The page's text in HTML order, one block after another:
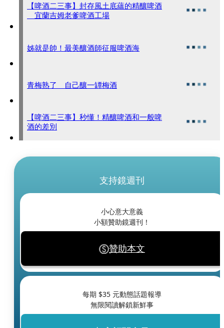
【啤酒二三事】封存風土底蘊的精釀啤酒
宜蘭吉姆老爹啤酒工場
姊就是帥！最美釀酒師征服啤酒海
青梅熟了 自己釀一罈梅酒
【啤酒二三事】秒懂！精釀啤酒和一般啤
酒的差別
支持鏡週刊
小心意大意義
小額贊助鏡週刊！
贊助本文
每期 $35 元動態話題報導
無限閱讀解鎖新鮮事